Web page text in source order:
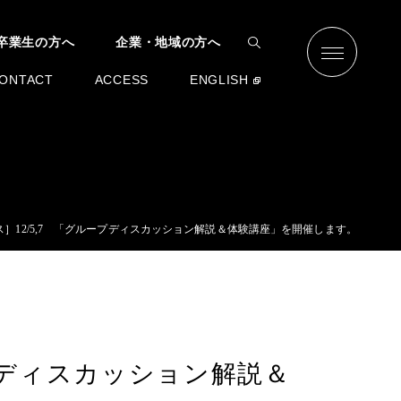
業生の方へ 企業・地域の方へ
ACCESS ENGLISH
］12/5,7 「グループディスカッション解説＆体験講座」を開催します。
スカッション解説＆